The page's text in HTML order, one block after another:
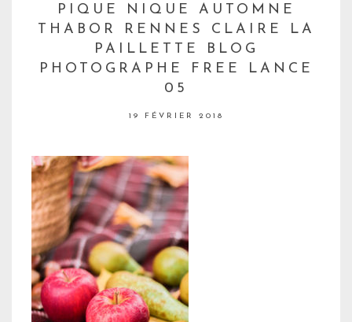
PIQUE NIQUE AUTOMNE
THABOR RENNES CLAIRE LA
PAILLETTE BLOG
PHOTOGRAPHE FREE LANCE
05
19 FÉVRIER 2018